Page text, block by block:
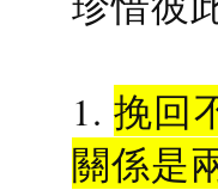
1.挽回
關係是